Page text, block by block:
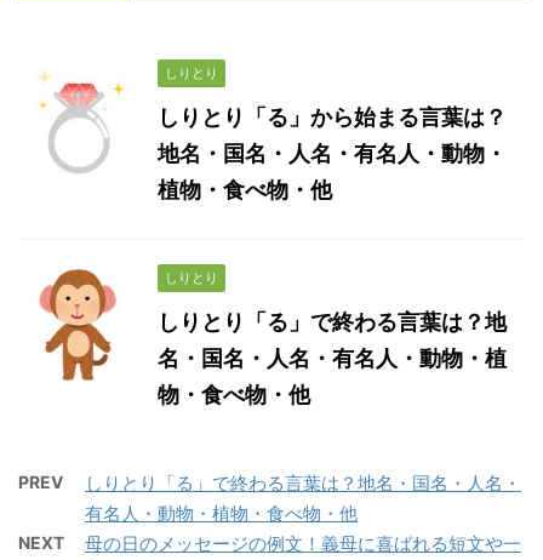
しりとり
しりとり「る」から始まる言葉は？
地名・国名・人名・有名人・動物・
植物・食べ物・他
しりとり
しりとり「る」で終わる言葉は？地
名・国名・人名・有名人・動物・植
物・食べ物・他
PREV
しりとり「る」で終わる言葉は？地名・国名・人名・
有名人・動物・植物・食べ物・他
NEXT
母の日のメッセージの例文！義母に喜ばれる短文や一